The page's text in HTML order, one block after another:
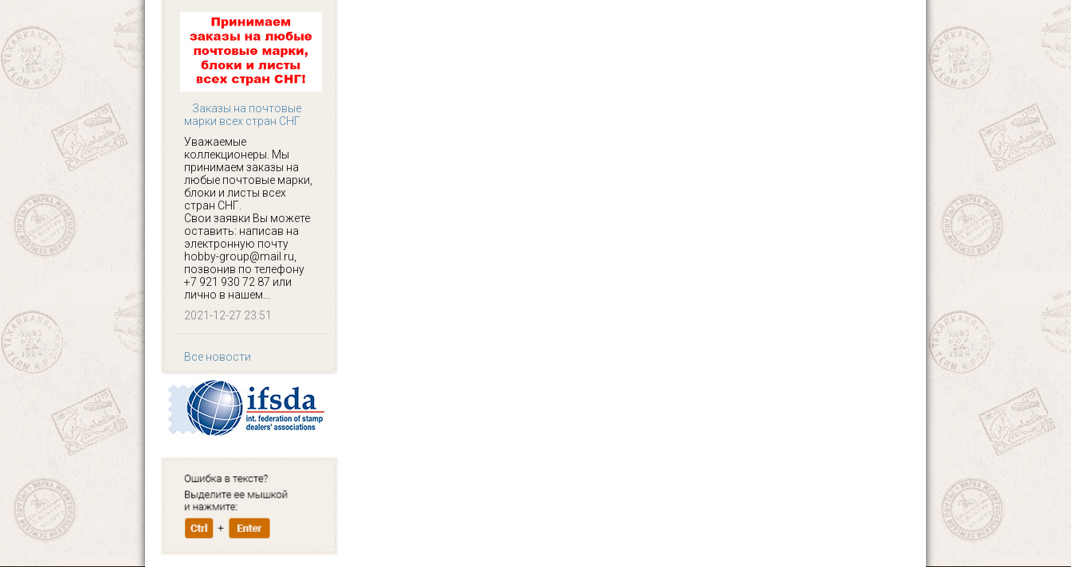
Заказы на почтовые
марки всех стран СНГ
Уважаемые
коллекционеры. Мы
принимаем заказы на
любые почтовые марки,
блоки и листы всех
стран СНГ.
Свои заявки Вы можете
оставить: написав на
электронную почту
hobby-group@mail.ru,
позвонив по телефону
+7 921 930 72 87 или
лично в нашем...
2021-12-27 23:51
Все новости